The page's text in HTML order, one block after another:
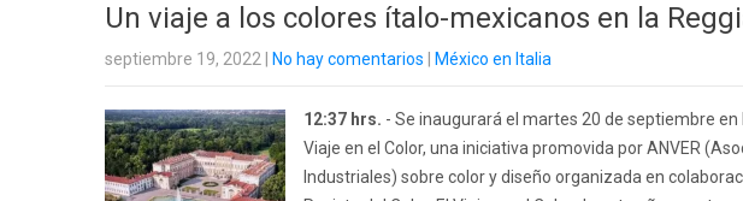
Un viaje a los colores ítalo-mexicanos en la
septiembre 19, 2022 No hay comentarios México en Italia
12:37 hrs. - Se inaugurará el martes 20 de septiembre
Viaje en el Color, una iniciativa promovida por ANVER
Industriales) sobre color y diseño organizada en